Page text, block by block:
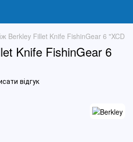
Berkley Fillet Knife FishinGear 6 "XCD
Knife FishinGear 6
відгук